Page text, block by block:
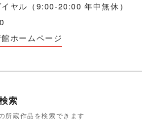
ヤル（9:00-20:00 年中無休）
ホームページ
索
所蔵作品を検索できます